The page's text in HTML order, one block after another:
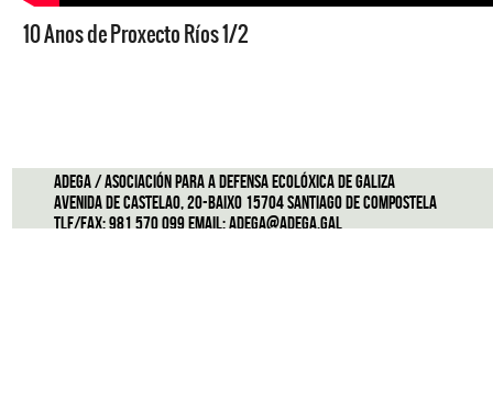
10 Anos de Proxecto Ríos 1/2
ADEGA / Asociación para a defensa ecolóxica de Galiza
Avenida de Castelao, 20-Baixo 15704 Santiago de Compostela
Tlf/Fax: 981 570 099 Email:adega@adega.gal